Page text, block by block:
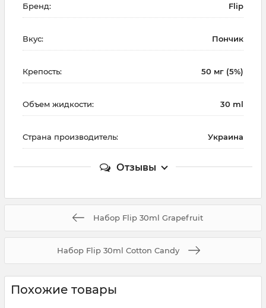
Бренд: Flip
Вкус: Пончик
Крепость: 50 мг (5%)
Объем жидкости: 30 ml
Страна производитель: Украина
Отзывы
Набор Flip 30ml Grapefruit
Набор Flip 30ml Cotton Candy
Похожие товары